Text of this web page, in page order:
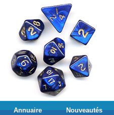
Annuaire Nouveautés